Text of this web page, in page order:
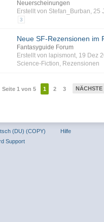
Neuerscheinungen
Erstellt von Stefan_Burban, 25
3
Neue SF-Rezensionen im
Fantasyguide Forum
Erstellt von lapismont, 19 Dez
Science-Fiction, Rezensionen
Seite 1 von 5 1 2 3 NÄCHSTE
(DU) (COPY)
Hilfe
Support